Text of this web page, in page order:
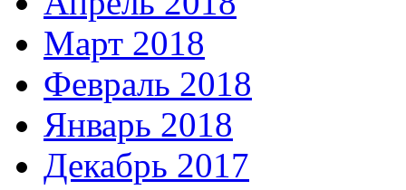
Март 2018
Февраль 2018
Январь 2018
Декабрь 2017